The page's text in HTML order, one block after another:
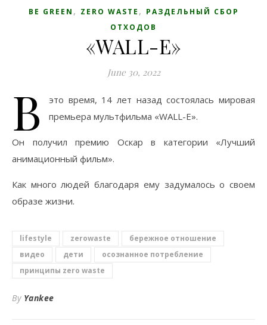
BE GREEN , ZERO WASTE , РАЗДЕЛЬНЫЙ СБОР
ОТХОДОВ
«WALL-E»
June 30, 2022
В
это время, 14 лет назад состоялась мировая
премьера мультфильма «WALL-E».
Он получил премию Оскар в категории «Лучший
анимационный фильм».
Как много людей благодаря ему задумалось о своем
образе жизни.
lifestyle zerowaste
бережное отношение
видео
дети
осознанное потребление
принципы zero waste
By Yankee